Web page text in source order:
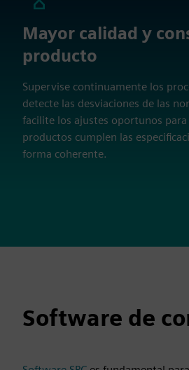
Mayor calidad y
producto
Supervise continuamente los
detecte las desviaciones de las
facilite los ajustes oportunos
productos cumplen las
forma coherente.
Software de